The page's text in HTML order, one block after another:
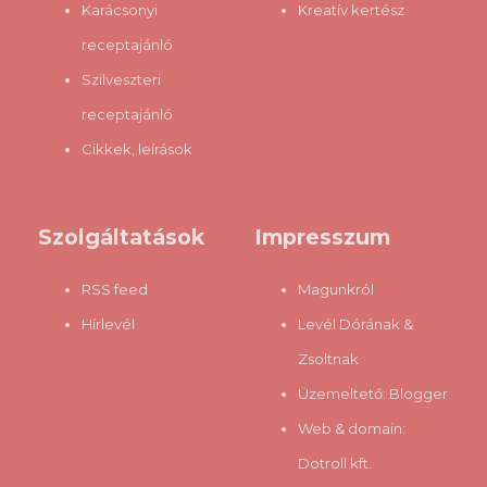
Karácsonyi
receptajánló
Szilveszteri
receptajánló
Cikkek, leírások
Kreatív kertész
Szolgáltatások
RSS feed
Hírlevél
Impresszum
Magunkról
Levél Dórának &
Zsoltnak
Üzemeltető: Blogger
Web & domain:
Dotroll kft.